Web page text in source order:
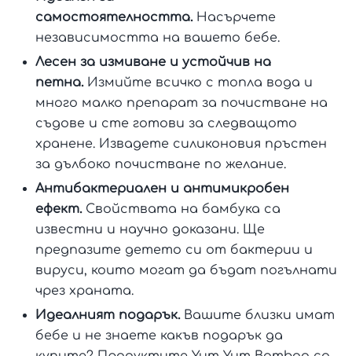
самостоятелността. Насърчете
независимостта на вашето бебе.
Лесен за измиване и устойчив на
петна. Измийте всичко с топла вода и
много малко препарат за почистване на
съдове и сте готови за следващото
хранене. Извадете силиконовия пръстен
за дълбоко почистване по желание.
Антибактериален и антимикробен
ефект. Свойствата на бамбука са
известни и научно доказани. Ще
предпазите детето си от бактерии и
вируси, които могат да бъдат погълнати
чрез храната.
Идеалният подарък. Вашите близки имат
бебе и не знаете какъв подарък да